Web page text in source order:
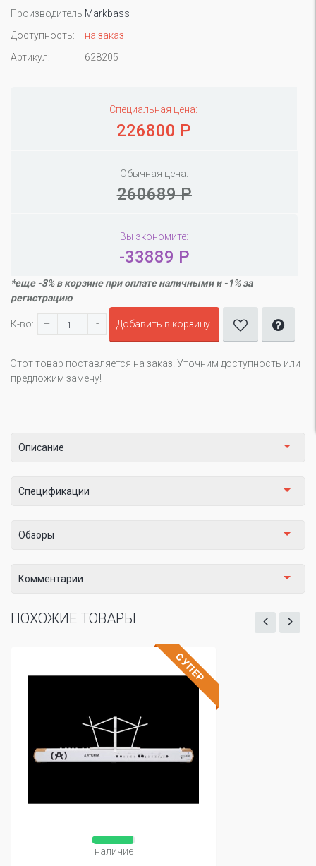
Производитель Markbass
Доступность:
на заказ
Артикул:
628205
Специальная цена:
226800 Р
Обычная цена:
260689 Р
Вы экономите:
-33889 Р
*еще -3% в корзине при оплате наличными и -1% за
регистрацию
К-во: + - Добавить в корзину
Этот товар поставляется на заказ. Уточним доступность или
предложим замену!
Описание
Спецификации
Обзоры
Комментарии
ПОХОЖИЕ ТОВАРЫ
СУПЕР
наличие